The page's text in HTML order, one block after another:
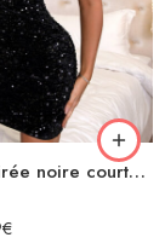
Robe de soirée noire courte à paillettes asymétrique ras du cou sans manches moulante
€